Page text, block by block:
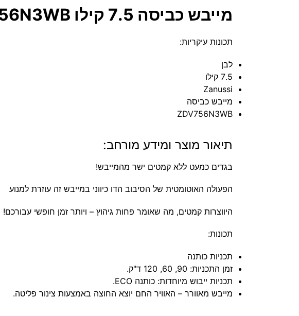
מייבש כביסה 7.5 קילו Zanussi ZDV756N3WB גימור לבן – יבואן רשמי
תכונות עיקריות:
לבן
7.5 קילו
Zanussi
מייבש כביסה
ZDV756N3WB
תיאור מוצר ומידע מורחב:
בגדים כמעט ללא קמטים ישר מהמייבש!
הפעולה האוטומטית של הסיבוב הדו כיווני במייבש זה עוזרת למנוע
היווצרות קמטים, מה שאומר פחות גיהוץ – ויותר זמן חופשי עבורכם!
תכונות:
תכניות כותנה
זמן התכניות: 90, 60, 120 ד"ק.
תכניות ייבוש מיוחדות: כותנה ECO.
מייבש מאוורר – האוויר החם יוצא החוצה באמצעות צינור פליטה.